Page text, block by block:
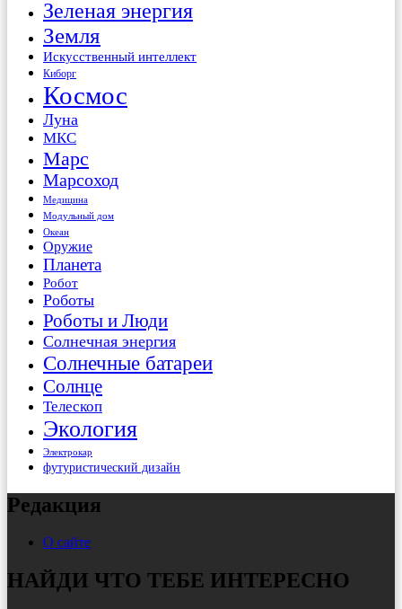
Зеленая энергия
Земля
Искусственный интеллект
Киборг
Космос
Луна
МКС
Марс
Марсоход
Медицина
Модульный дом
Океан
Оружие
Планета
Робот
Роботы
Роботы и Люди
Солнечная энергия
Солнечные батареи
Солнце
Телескоп
Экология
Электрокар
футуристический дизайн
Редакция
О сайте
НАЙДИ ЧТО ТЕБЕ ИНТЕРЕСНО